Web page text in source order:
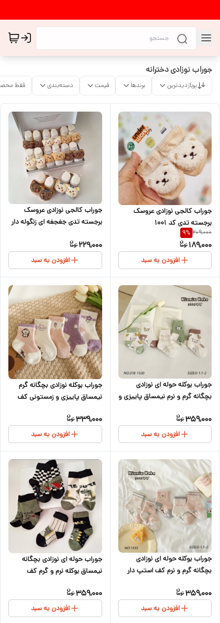
جوراب نوزادی دخترانه
پربازدیدترین برندها قیمت دسته‌بندی فقط
جوراب کالجی نوزادی عروسک
برجسته تدی کد ۱۰۰۱
209,000
9%
189,000
افزودن به سبد
جوراب کالجی نوزادی عروسک
برجسته تدی جغجغه ای زنگوله دار
229,000
افزودن به سبد
جوراب بوکله حوله ای نوزادی
بچگانه گرم و نرم نیمساق پاییزی و
کرم سبز سایزبندی از ۶ماه تا ۳سال
359,000
افزودن به سبد
جوراب بوکله نوزادی بچگانه گرم
نیمساق پاییزی و زمستونی کف
339,000
افزودن به سبد
جوراب بوکله حوله ای نوزادی
بچگانه گرم و نرم کف استپ دار
سایزبندی از ۶ماه تا ۳سال
359,000
افزودن به سبد
جوراب حوله ای نوزادی بچگانه
نیمساق بوکله نرم و گرم کف
۲ تا ۱۰سال
359,000
افزودن به سبد